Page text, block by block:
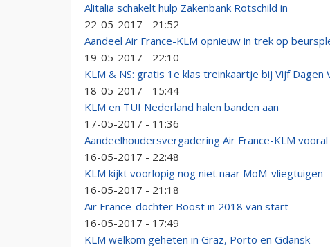
Alitalia schakelt hulp Zakenbank Rotschild in
22-05-2017 - 21:52
Aandeel Air France-KLM opnieuw in trek op
19-05-2017 - 22:10
KLM & NS: gratis 1e klas treinkaartje bij Vijf Dagen
18-05-2017 - 15:44
KLM en TUI Nederland halen banden aan
17-05-2017 - 11:36
Aandeelhoudersvergadering Air France-KLM
16-05-2017 - 22:48
KLM kijkt voorlopig nog niet naar MoM-vliegtuigen
16-05-2017 - 21:18
Air France-dochter Boost in 2018 van start
16-05-2017 - 17:49
KLM welkom geheten in Graz, Porto en Gdansk